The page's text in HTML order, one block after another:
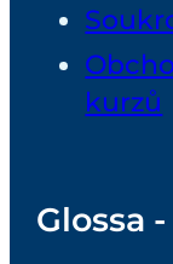
kurzů
Glossa